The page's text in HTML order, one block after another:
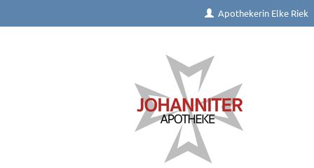
Apothekerin Elke Riek